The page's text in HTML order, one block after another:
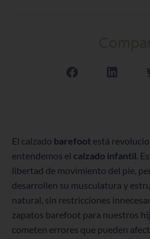
El calzado barefoot está
entendemos el calzado infantil.
libertad de movimiento del pie,
desarrollen su musculatura y
natural, sin restricciones
zapatos barefoot para nuestros
cometen errores que pueden